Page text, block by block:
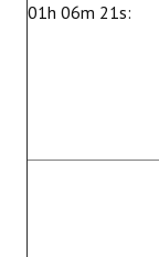
01h 06m 21s: